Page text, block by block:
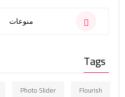
منوعات
Tags
Flourish
Photo Slider